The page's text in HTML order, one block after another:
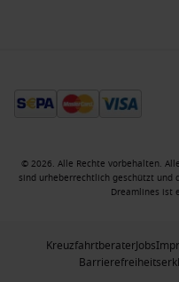
© 2026. Alle Rechte vorbehalten.
sind urheberrechtlich geschützt und
Dreamlines ist
KreuzfahrtberaterJobs